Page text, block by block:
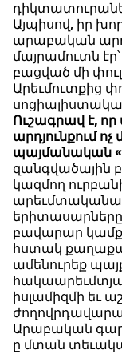
Այպիսով, իր
արաբական
մայրամուտն
բացված մի
Արեւմուտքից
Ուշագրավ է,
արդյունքում
պայմանական
զանգվածային
կազմող
բավարար կամք,
հստակ
ամենուրեք
իսլամիզմի եւ
Արաբական
ը մտան